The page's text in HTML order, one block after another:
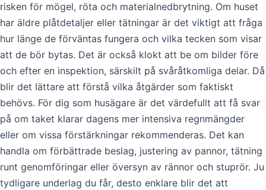
risken för mögel, röta och materialnedbrytning. Om huset
har äldre plåtdetaljer eller tätningar är det viktigt att fråga
hur länge de förväntas fungera och vilka tecken som visar
att de bör bytas. Det är också klokt att be om bilder före
och efter en inspektion, särskilt på svåråtkomliga delar. Då
blir det lättare att förstå vilka åtgärder som faktiskt
behövs. För dig som husägare är det värdefullt att få svar
på om taket klarar dagens mer intensiva regnmängder
eller om vissa förstärkningar rekommenderas. Det kan
handla om förbättrade beslag, justering av pannor, tätning
runt genomföringar eller översyn av rännor och stuprör. Ju
tydligare underlag du får, desto enklare blir det att